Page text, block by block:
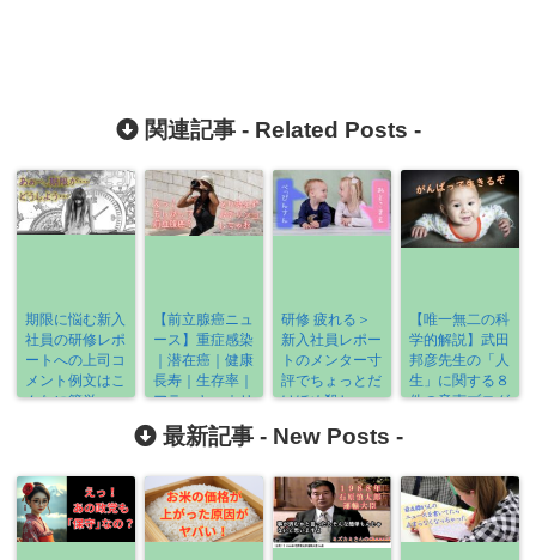
関連記事 - Related Posts -
期限に悩む新入
社員の研修レポ
ートへの上司コ
メント例文はこ
んなに簡単
【前立腺癌ニュ
ース】重症感染
｜潜在癌｜健康
長寿｜生存率｜
アラーキー｜リ
ニアック｜三谷
幸喜｜《2021-
12/24》
研修 疲れる＞
新入社員レポー
トのメンター寸
評でちょっとだ
けほめ殺し。
【唯一無二の科
学的解説】武田
邦彦先生の「人
生」に関する８
件の音声ブログ
最新記事 - New Posts -